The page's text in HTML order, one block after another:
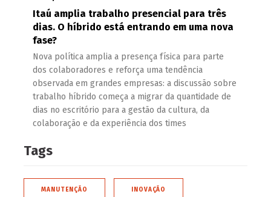
Itaú amplia trabalho presencial para três
dias. O híbrido está entrando em uma nova
fase?
Nova política amplia a presença física para parte
dos colaboradores e reforça uma tendência
observada em grandes empresas: a discussão sobre
trabalho híbrido começa a migrar da quantidade de
dias no escritório para a gestão da cultura, da
colaboração e da experiência dos times
Tags
MANUTENÇÃO INOVAÇÃO